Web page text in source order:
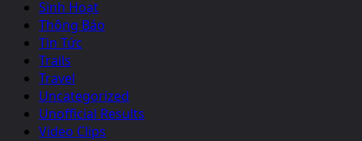
Sinh Hoạt
Thông Báo
Tin Tức
Trails
Travel
Uncategorized
Unofficial Results
Video Clips